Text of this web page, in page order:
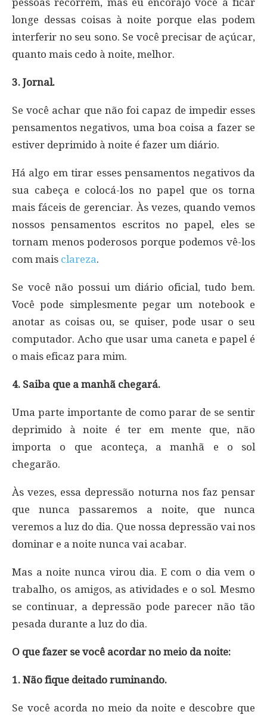
longe dessas coisas à noite porque elas podem
interferir no seu sono. Se você precisar de açúcar,
quanto mais cedo à noite, melhor.
3. Jornal.
Se você achar que não foi capaz de impedir esses
pensamentos negativos, uma boa coisa a fazer se
estiver deprimido à noite é fazer um diário.
Há algo em tirar esses pensamentos negativos da
sua cabeça e colocá-los no papel que os torna
mais fáceis de gerenciar. Às vezes, quando vemos
nossos pensamentos escritos no papel, eles se
tornam menos poderosos porque podemos vê-los
com mais clareza.
Se você não possui um diário oficial, tudo bem.
Você pode simplesmente pegar um notebook e
anotar as coisas ou, se quiser, pode usar o seu
computador. Acho que usar uma caneta e papel é
o mais eficaz para mim.
4. Saiba que a manhã chegará.
Uma parte importante de como parar de se sentir
deprimido à noite é ter em mente que, não
importa o que aconteça, a manhã e o sol
chegarão.
Às vezes, essa depressão noturna nos faz pensar
que nunca passaremos a noite, que nunca
veremos a luz do dia. Que nossa depressão vai nos
dominar e a noite nunca vai acabar.
Mas a noite nunca virou dia. E com o dia vem o
trabalho, os amigos, as atividades e o sol. Mesmo
se continuar, a depressão pode parecer não tão
pesada durante a luz do dia.
O que fazer se você acordar no meio da noite:
1. Não fique deitado ruminando.
Se você acorda no meio da noite e descobre que